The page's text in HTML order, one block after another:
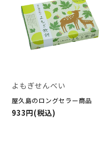
よもぎせんべい
屋久島のロングセラー商品
933円(税込)